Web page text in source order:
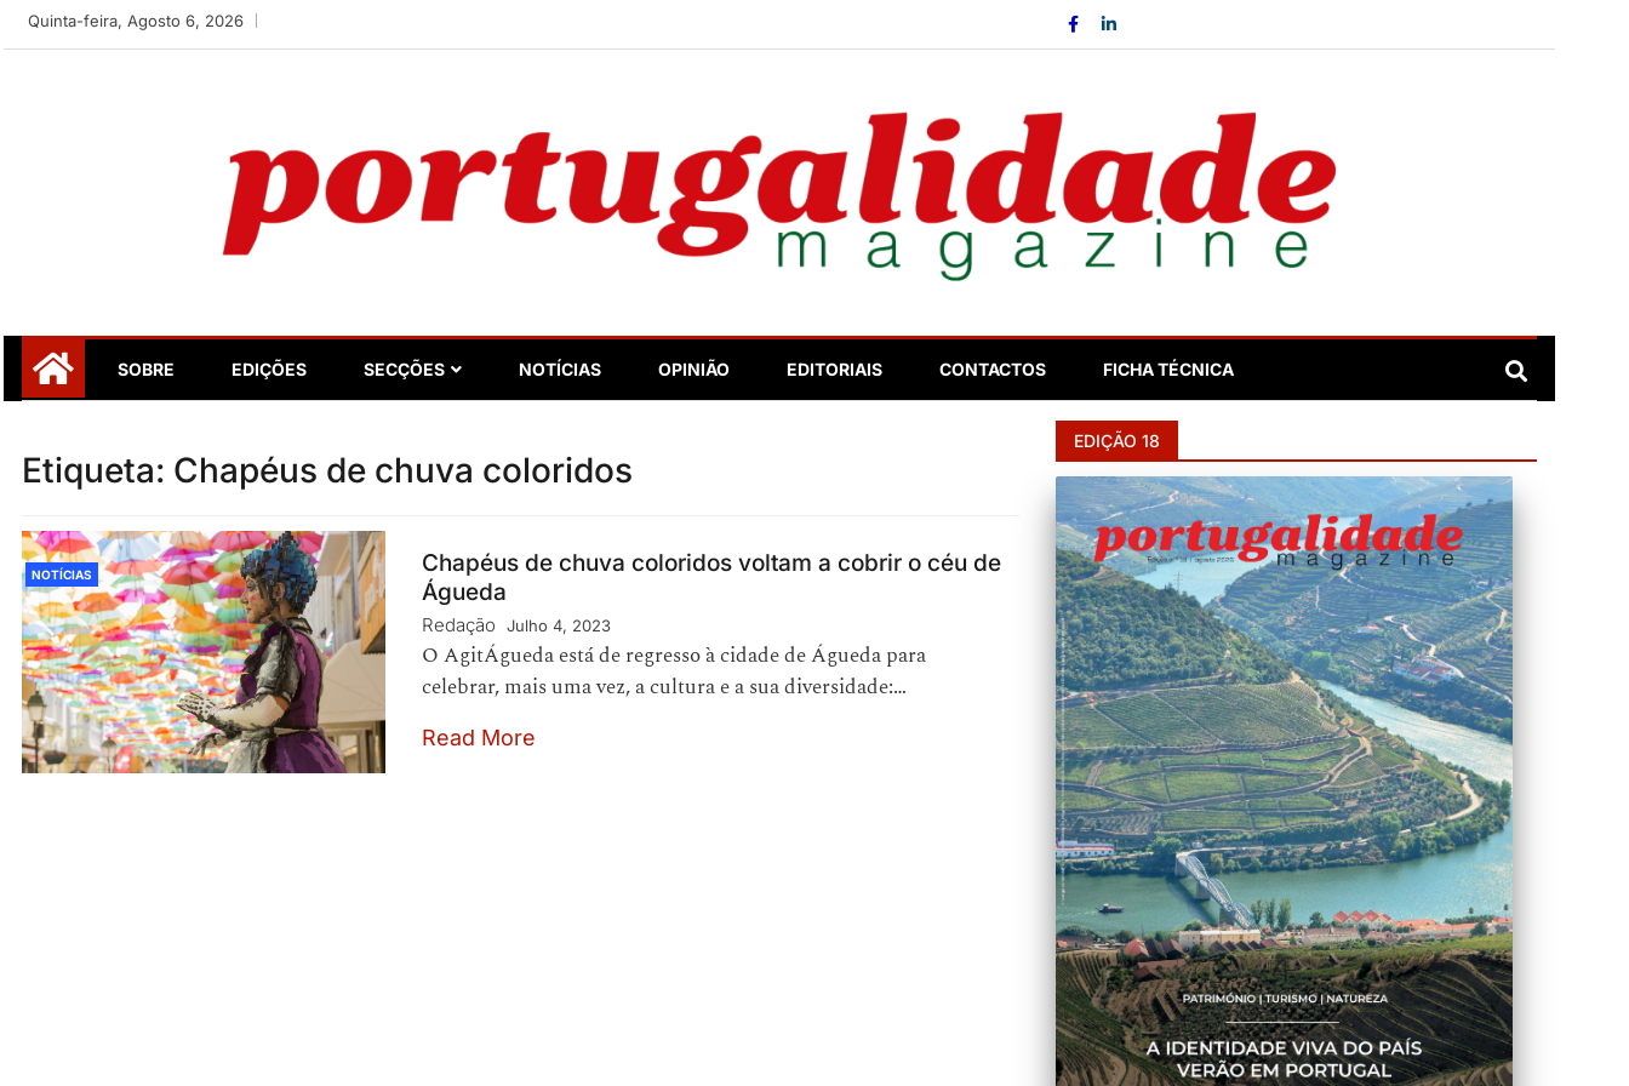
Skip
to
Quinta-feira, Agosto 6, 2026
Portugalidade
SOBRE EDIÇÕES SECÇÕES NOTÍCIAS OPINIÃO EDITORIAIS CONTACTOS FICHA TÉCNICA
Etiqueta: Chapéus de chuva coloridos
NOTÍCIAS
Chapéus de chuva coloridos voltam a cobrir o céu de
Águeda
Redação Julho 4, 2023
O AgitÁgueda está de regresso à cidade de Águeda para
celebrar, mais uma vez, a cultura e a sua diversidade:…
Read More
EDIÇÃO 18